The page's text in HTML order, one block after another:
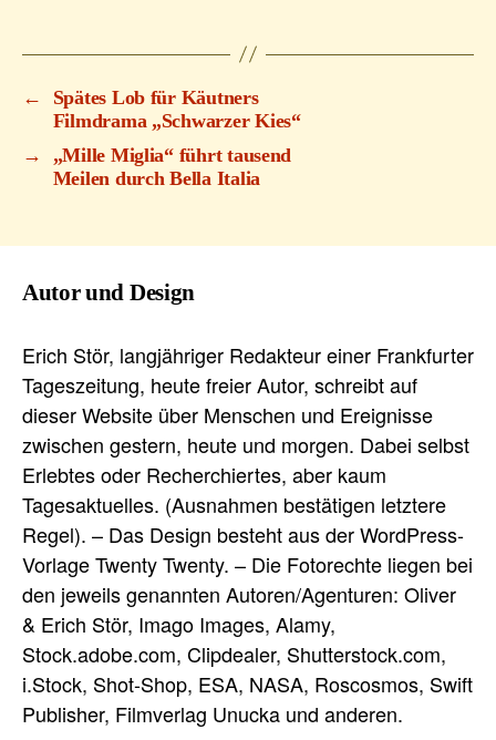
←
Spätes Lob für Käutners
Filmdrama „Schwarzer Kies“
→
„Mille Miglia“ führt tausend
Meilen durch Bella Italia
Autor und Design
Erich Stör, langjähriger Redakteur einer Frankfurter
Tageszeitung, heute freier Autor, schreibt auf
dieser Website über Menschen und Ereignisse
zwischen gestern, heute und morgen. Dabei selbst
Erlebtes oder Recherchiertes, aber kaum
Tagesaktuelles. (Ausnahmen bestätigen letztere
Regel). – Das Design besteht aus der WordPress-
Vorlage Twenty Twenty. – Die Fotorechte liegen bei
den jeweils genannten Autoren/Agenturen: Oliver
& Erich Stör, Imago Images, Alamy,
Stock.adobe.com, Clipdealer, Shutterstock.com,
i.Stock, Shot-Shop, ESA, NASA, Roscosmos, Swift
Publisher, Filmverlag Unucka und anderen.